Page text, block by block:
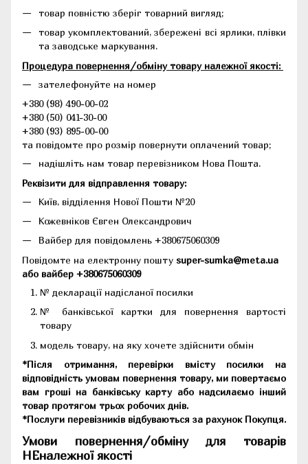
товар повністю зберіг товарний вигляд;
товар укомплектований, збережені всі ярлики, плівки
та заводське маркування.
Процедура повернення/обміну товару належної якості:
зателефонуйте на номер
+380 (98) 490-00-02
+380 (50) 041-30-00
+380 (93) 895-00-00
та повідомте про розмір повернути оплачений товар;
надішліть нам товар перевізником Нова Пошта.
Реквізити для відправлення товару:
Київ, відділення Нової Пошти №20
Кожевніков Євген Олександрович
Вайбер для повідомлень +380675060309
Повідомте на електронну пошту super-sumka@meta.ua
або вайбер +380675060309
№ декларації надісланої посилки
№ банківської картки для повернення вартості
товару
модель товару, на яку хочете здійснити обмін
*Після отримання, перевірки вмісту посилки на
відповідність умовам повернення товару, ми повертаємо
вам гроші на банківську карту або надсилаємо інший
товар протягом трьох робочих днів.
*Послуги перевізників відбуваються за рахунок Покупця.
Умови повернення/обміну для товарів
НЕналежної якості